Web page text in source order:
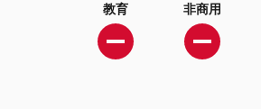
教育 非商用